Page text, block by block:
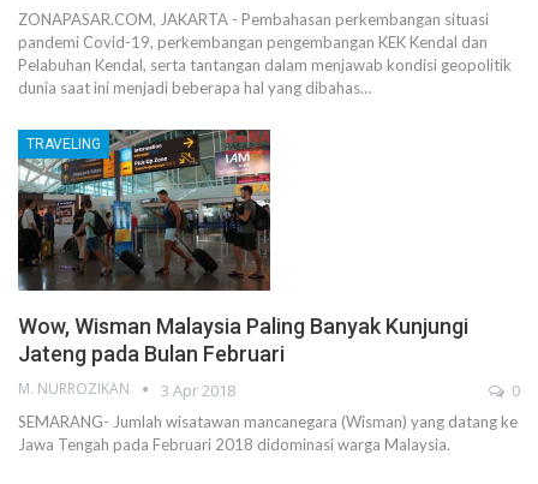
ZONAPASAR.COM, JAKARTA - Pembahasan perkembangan situasi
pandemi Covid-19, perkembangan pengembangan KEK Kendal dan
Pelabuhan Kendal, serta tantangan dalam menjawab kondisi geopolitik
dunia saat ini menjadi beberapa hal yang dibahas…
TRAVELING
Wow, Wisman Malaysia Paling Banyak Kunjungi
Jateng pada Bulan Februari
M. NURROZIKAN 3 Apr 2018 0
SEMARANG- Jumlah wisatawan mancanegara (Wisman) yang datang ke
Jawa Tengah pada Februari 2018 didominasi warga Malaysia.